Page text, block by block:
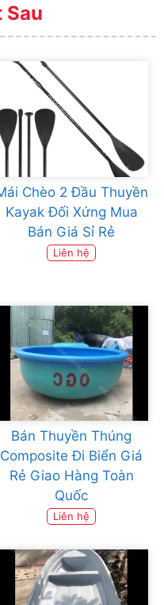
Sau
Chèo 2 Đầu Thuyền
Kayak Đối Xứng Mua
Bán Giá Sỉ Rẻ
Liên hệ
Bán Thuyền Thúng
Composite Đi Biển Giá
Rẻ Giao Hàng Toàn
Quốc
Liên hệ